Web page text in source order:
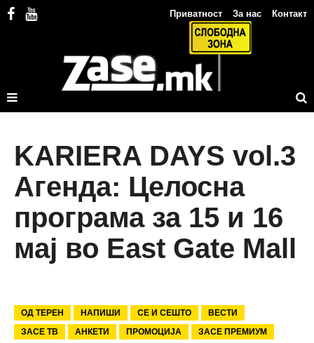
Приватност За нас Контакт
KARIERA DAYS vol.3
Агенда: Целосна
програма за 15 и 16
мај во East Gate Mall
ОД ТЕРЕН НАПИШИ СЕ И СЕШТО
ВЕСТИ
ЗАСЕ ТВ
АНКЕТИ ПРОМОЦИЈА ЗАСЕ ПРЕМИУМ